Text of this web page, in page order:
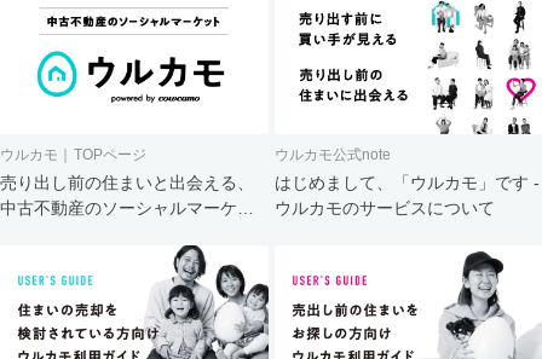
ウルカモ｜TOPページ
売り出し前の住まいと出会える、
中古不動産のソーシャルマーケッ
ウルカモ公式note
はじめまして、「ウルカモ」です -
ウルカモのサービスについて